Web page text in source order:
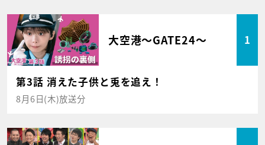
大空港～GATE24～ 1
第3話 消えた子供と兎を追え！
8月6日(木)放送分